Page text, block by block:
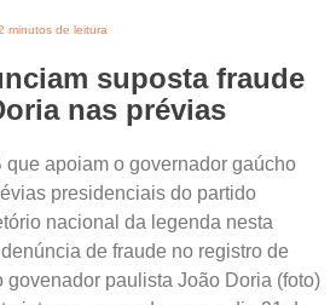
minutos de leitura
suposta fraude
nas prévias
que apoiam o governador gaúcho
presidenciais do partido
nacional da legenda nesta
de fraude no registro de
paulista João Doria (foto)